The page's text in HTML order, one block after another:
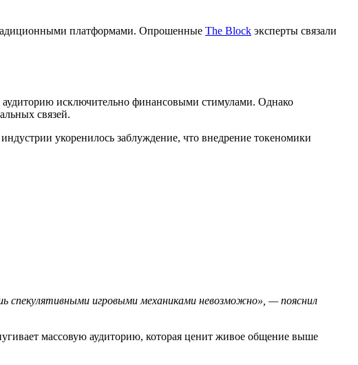
платформами. Опрошенные The Block эксперты связали
аудиторию исключительно финансовыми стимулами. Однако
связей.
укоренилось заблуждение, что внедрение токеномики
спекулятивными игровыми механиками невозможно», — пояснил
массовую аудиторию, которая ценит живое общение выше